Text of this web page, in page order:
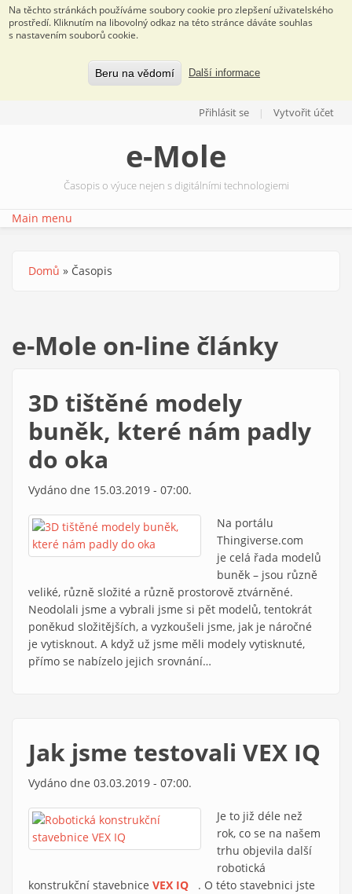
Na těchto stránkách používáme soubory cookie pro zlepšení uživatelského
prostředí. Kliknutím na libovolný odkaz na této stránce dáváte souhlas
s nastavením souborů cookie.
Beru na vědomí Další informace
Přihlásit se Vytvořit účet
e-Mole
Časopis o výuce nejen s digitálními technologiemi
Main menu
Jste zde
Domů » Časopis
e-Mole on-line články
3D tištěné modely
buněk, které nám padly
do oka
Vydáno dne 15.03.2019 - 07:00.
Na portálu
Thingiverse.com
je celá řada modelů
buněk – jsou různě
veliké, různě složité a různě prostorově ztvárněné.
Neodolali jsme a vybrali jsme si pět modelů, tentokrát
poněkud složitějších, a vyzkoušeli jsme, jak je náročné
je vytisknout. A když už jsme měli modely vytisknuté,
přímo se nabízelo jejich srovnání…
Jak jsme testovali VEX IQ
Vydáno dne 03.03.2019 - 07:00.
Je to již déle než
rok, co se na našem
trhu objevila další
robotická
konstrukční stavebnice VEX IQ (link is external)
. O této stavebnici jste